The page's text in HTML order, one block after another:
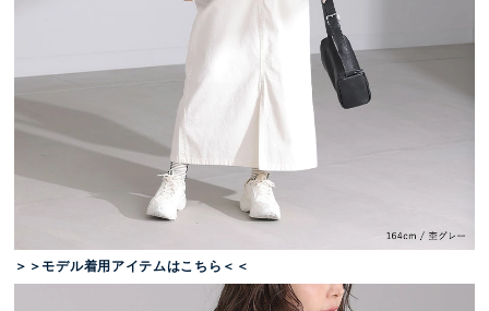
＞＞モデル着用アイテムはこちら＜＜